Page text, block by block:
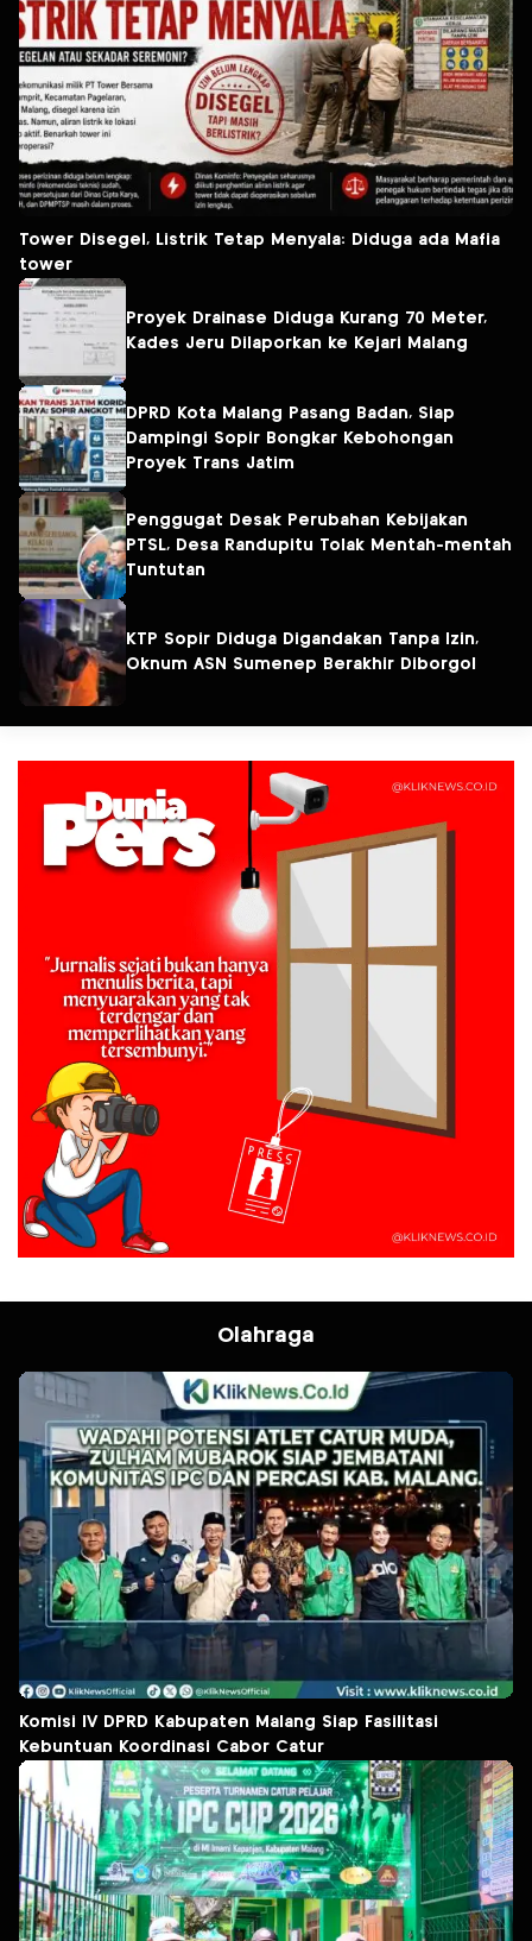
Tower Disegel, Listrik Tetap Menyala: Diduga ada Mafia
tower
Proyek Drainase Diduga Kurang 70 Meter,
Kades Jeru Dilaporkan ke Kejari Malang
DPRD Kota Malang Pasang Badan, Siap
Dampingi Sopir Bongkar Kebohongan
Proyek Trans Jatim
Penggugat Desak Perubahan Kebijakan
PTSL, Desa Randupitu Tolak Mentah-mentah
Tuntutan
KTP Sopir Diduga Digandakan Tanpa Izin,
Oknum ASN Sumenep Berakhir Diborgol
Olahraga
Komisi IV DPRD Kabupaten Malang Siap Fasilitasi
Kebuntuan Koordinasi Cabor Catur